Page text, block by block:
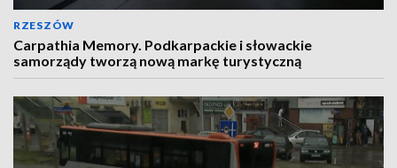
RZESZÓW
Carpathia Memory. Podkarpackie i słowackie
samorządy tworzą nową markę turystyczną